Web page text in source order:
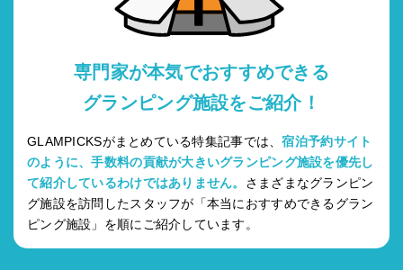
専門家が本気でおすすめできる
グランピング施設をご紹介！
GLAMPICKSがまとめている特集記事では、宿泊予約サイト
のように、手数料の貢献が大きいグランピング施設を優先し
て紹介しているわけではありません。 さまざまなグランピン
グ施設を訪問したスタッフが「本当におすすめできるグラン
ピング施設」を順にご紹介しています。